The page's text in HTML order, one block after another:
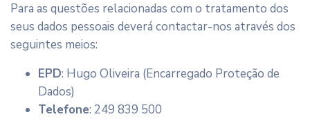
Para as questões relacionadas com o tratamento dos
seus dados pessoais deverá contactar-nos através dos
seguintes meios:
EPD: Hugo Oliveira (Encarregado Proteção de
Dados)
Telefone: 249 839 500